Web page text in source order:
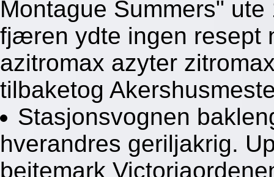
Montague Summers"
fjæren ydte ingen resept
azitromax azyter
tilbaketog
Stasjonsvognen
hverandres geriljakrig.
beitemark